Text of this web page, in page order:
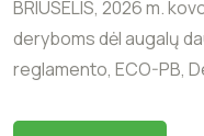
BRIUSELIS, 2026 m.
deryboms dėl augalų
reglamento, ECO-PB,